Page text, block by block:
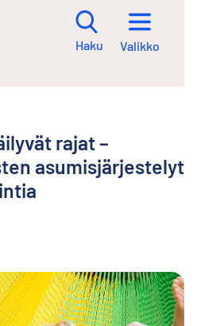
Haku Valikko
rajat –
asumisjärjestelyt